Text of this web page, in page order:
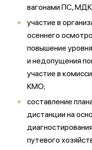
вагонами ПС,
участие в
осеннего
повышение
и недопущения
участие в
КМО;
составление
дистанции на
путевого